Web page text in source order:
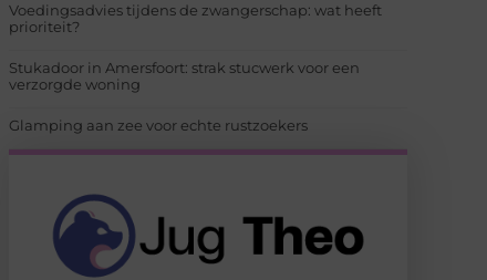
Voedingsadvies tijdens de zwangerschap: wat heeft
prioriteit?
Stukadoor in Amersfoort: strak stucwerk voor een
verzorgde woning
Glamping aan zee voor echte rustzoekers